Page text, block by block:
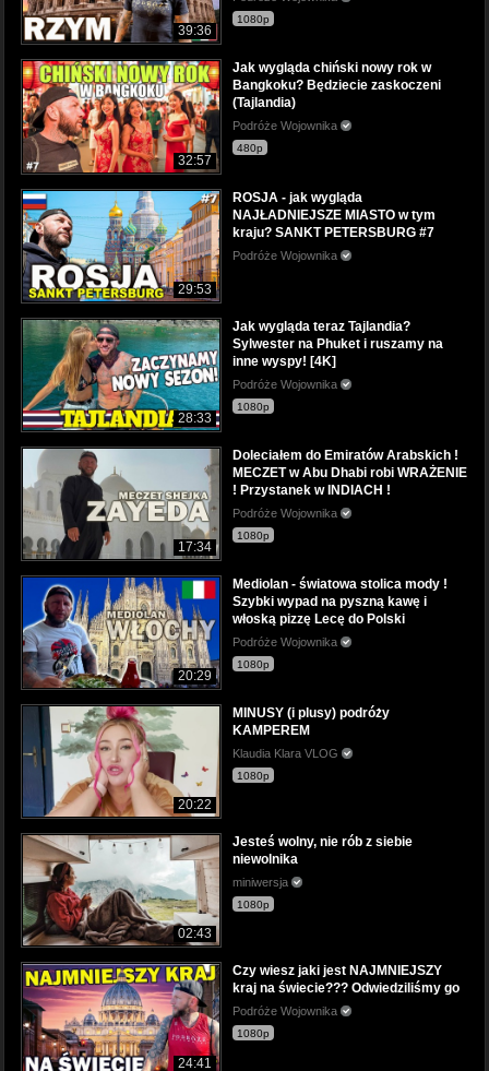
39:36
1080p
32:57
Jak wygląda chiński nowy rok w
Bangkoku? Będziecie zaskoczeni
(Tajlandia)
Podróże Wojownika
480p
29:53
ROSJA - jak wygląda
NAJŁADNIEJSZE MIASTO w tym
kraju? SANKT PETERSBURG #7
Podróże Wojownika
28:33
Jak wygląda teraz Tajlandia?
Sylwester na Phuket i ruszamy na
inne wyspy! [4K]
Podróże Wojownika
1080p
17:34
Doleciałem do Emiratów Arabskich !
MECZET w Abu Dhabi robi WRAŻENIE
! Przystanek w INDIACH !
Podróże Wojownika
1080p
20:29
Mediolan - światowa stolica mody !
Szybki wypad na pyszną kawę i
włoską pizzę Lecę do Polski
Podróże Wojownika
1080p
20:22
MINUSY (i plusy) podróży
KAMPEREM
Klaudia Klara VLOG
1080p
02:43
Jesteś wolny, nie rób z siebie
niewolnika
miniwersja
1080p
24:41
Czy wiesz jaki jest NAJMNIEJSZY
kraj na świecie??? Odwiedziliśmy go
Podróże Wojownika
1080p